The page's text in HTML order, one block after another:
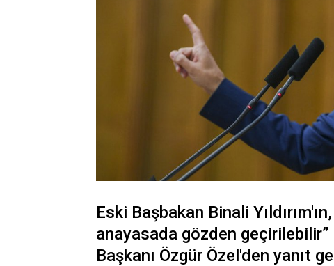
Eski Başbakan Binali
anayasada gözden geçirilebilir”
Başkanı Özgür Özel'den yanıt